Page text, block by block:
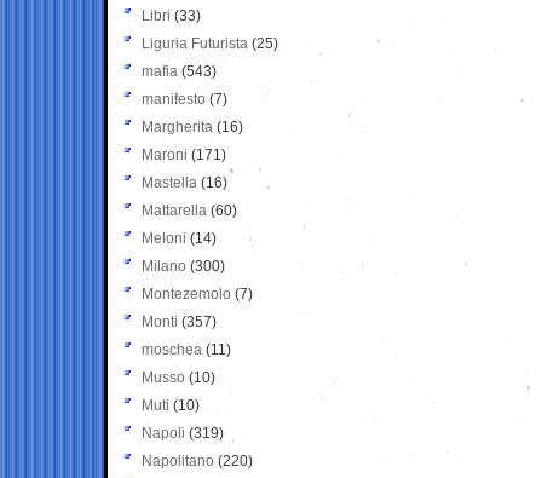
Libri (33)
Liguria Futurista (25)
mafia (543)
manifesto (7)
Margherita (16)
Maroni (171)
Mastella (16)
Mattarella (60)
Meloni (14)
Milano (300)
Montezemolo (7)
Monti (357)
moschea (11)
Musso (10)
Muti (10)
Napoli (319)
Napolitano (220)